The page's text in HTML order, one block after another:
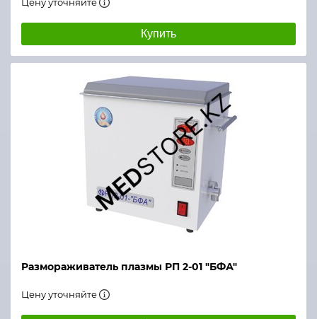
Купить
Размораживатель плазмы РП 2-01 "БФА"
Цену уточняйте